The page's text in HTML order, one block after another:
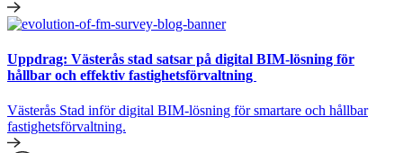
Uppdrag: Västerås stad satsar på digital BIM-lösning för
hållbar och effektiv fastighetsförvaltning
Västerås Stad inför digital BIM-lösning för smartare och hållbar
fastighetsförvaltning.